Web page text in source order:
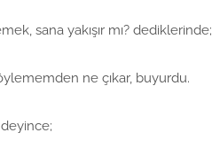
sana yakışır mı? dediklerinde;
ne çıkar, buyurdu.